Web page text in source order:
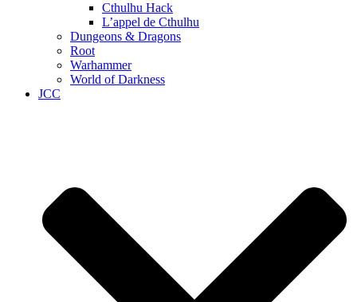
Cthulhu Hack
L’appel de Cthulhu
Dungeons & Dragons
Root
Warhammer
World of Darkness
JCC